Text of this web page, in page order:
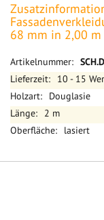
68 mm in 2,00
Mehr
Informationen10 - 15
Douglasie
2 m
lasiert